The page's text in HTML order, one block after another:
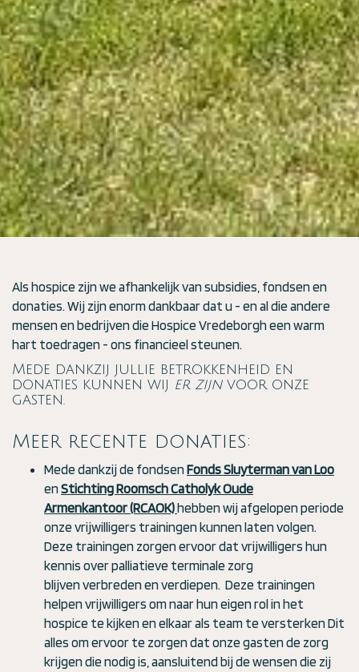
Als hospice zijn we afhankelijk van subsidies, fondsen en
donaties. Wij zijn enorm dankbaar dat u - en al die andere
mensen en bedrijven die Hospice Vredeborgh een warm
hart toedragen - ons financieel steunen.
Mede dankzij jullie betrokkenheid en
donaties kunnen wij er zijnvoor onze
gasten.
Meer recente donaties:
Mede dankzij de fondsen Fonds Sluyterman van Loo
en Stichting Roomsch Catholyk Oude
Armenkantoor (RCAOK)hebben wij afgelopen periode
onze vrijwilligers trainingen kunnen laten volgen.
Deze trainingen zorgen ervoor dat vrijwilligers hun
kennis over palliatieve terminale zorg
blijven verbreden en verdiepen. Deze trainingen
helpen vrijwilligers om naar hun eigen rol in het
hospice te kijken en elkaar als team te versterken Dit
alles om ervoor te zorgen dat onze gasten de zorg
krijgen die nodig is, aansluitend bij de wensen die zij